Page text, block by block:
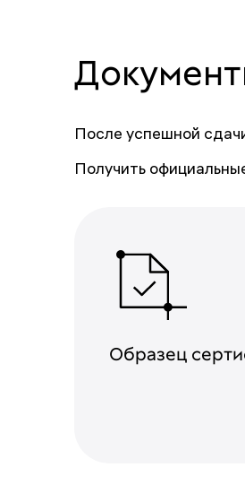
После успешной
Получить
Образец